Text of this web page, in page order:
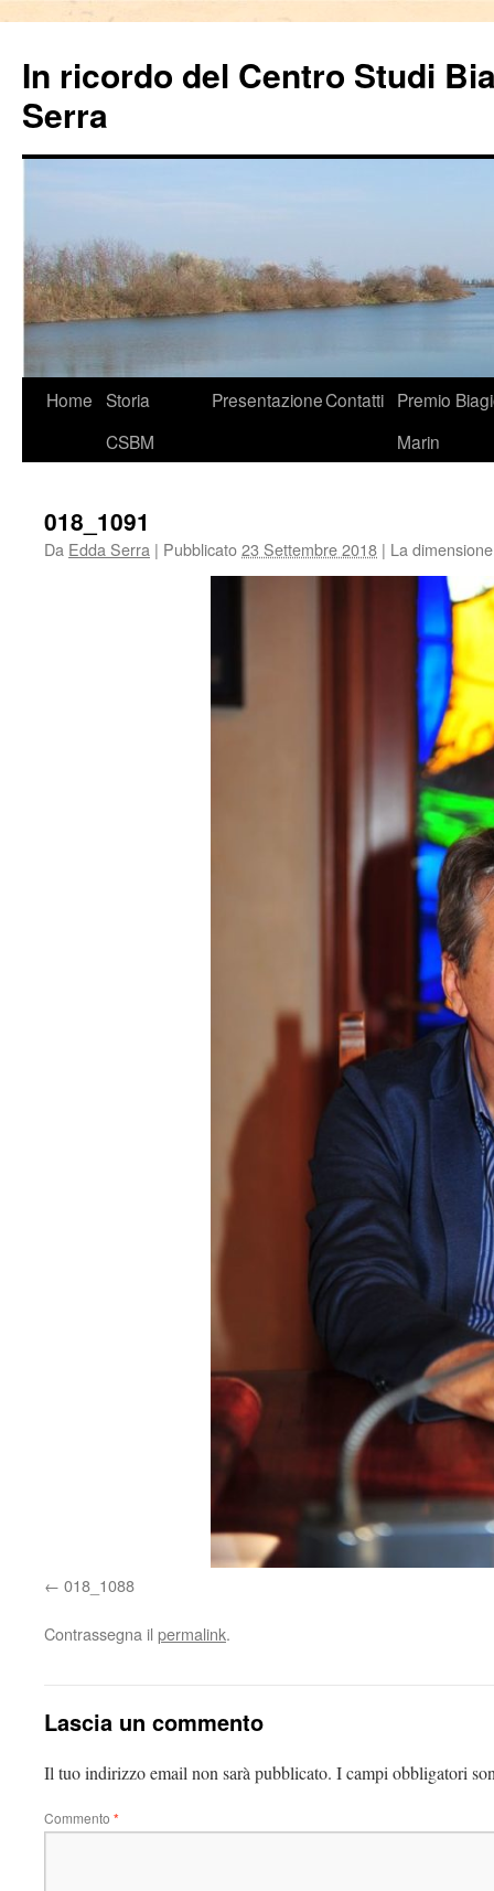
In ricordo del Centro Studi
Serra
VaiHome Storia
CSBM
PresentazioneContatti Premio
Marin
018_1091
Da Edda Serra | Pubblicato23 Settembre 2018 | La
018_1088
Contrassegna il permalink.
Lascia un commento
Il tuo indirizzo email non sarà pubblicato. I campi obbligatori
Commento *